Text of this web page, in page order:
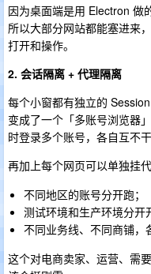
因为桌面端是用 Electron 做
所以大部分网站都能塞进来
打开和操作。
2. 会话隔离 + 代理隔离
每个小窗都有独立的
变成了一个「多账号浏览器
时登录多个账号，各自互不干
再加上每个网页可以单独挂
不同地区的账号分开跑；
测试环境和生产环境分开
不同业务线、不同商铺，
这个对电商卖家、运营、需